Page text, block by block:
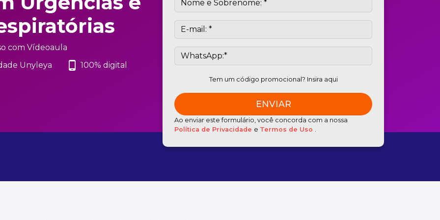
com Vídeoaula
Unyleya phone_android 100% digital
Tem um código promocional? Insira aqui
Ao enviar este formulário, você concorda com a nossa
Política de Privacidade e Termos de Uso